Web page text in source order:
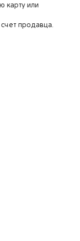
карту или
продавца.